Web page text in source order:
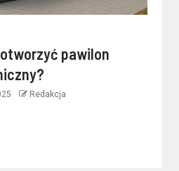
pawilon
Redakcja